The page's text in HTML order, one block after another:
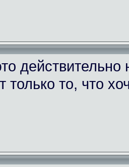
действительно
то, что